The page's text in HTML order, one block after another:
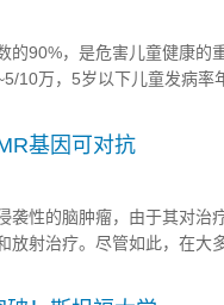
的90%，是危害儿童健康的
10万，5岁以下儿童发病率
疫攻击，控制小鼠的Ⅰ型糖尿
基因可对抗
袭性的脑肿瘤，由于其对治
放射治疗。尽管如此，在大
母细胞瘤化疗的耐药性。